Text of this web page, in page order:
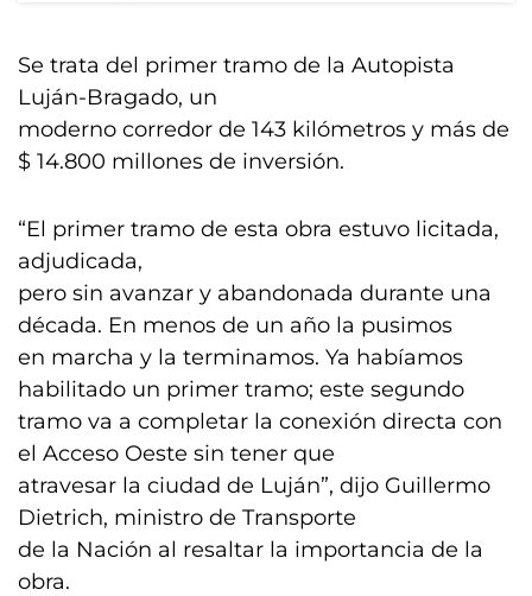
Se trata del primer tramo de la Autopista
Luján-Bragado, un
moderno corredor de 143 kilómetros y más de
$ 14.800 millones de inversión.
“El primer tramo de esta obra estuvo licitada,
adjudicada,
pero sin avanzar y abandonada durante una
década. En menos de un año la pusimos
en marcha y la terminamos. Ya habíamos
habilitado un primer tramo; este segundo
tramo va a completar la conexión directa con
el Acceso Oeste sin tener que
atravesar la ciudad de Luján”, dijo Guillermo
Dietrich, ministro de Transporte
de la Nación al resaltar la importancia de la
obra.